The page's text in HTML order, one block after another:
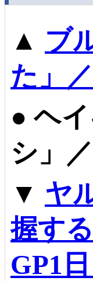
▲ ブ
た」
● ヘ
シ」
▼ ヤ
握す
GP1日